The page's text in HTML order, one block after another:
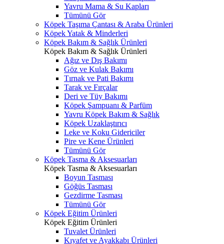
Yavru Mama & Su Kapları
Tümünü Gör
Köpek Taşıma Çantası & Araba Ürünleri
Köpek Yatak & Minderleri
Köpek Bakım & Sağlık Ürünleri
Köpek Bakım & Sağlık Ürünleri
Ağız ve Dış Bakımı
Göz ve Kulak Bakımı
Tırnak ve Pati Bakımı
Tarak ve Fırçalar
Deri ve Tüy Bakımı
Köpek Şampuanı & Parfüm
Yavru Köpek Bakım & Sağlık
Köpek Uzaklaştırıcı
Leke ve Koku Gidericiler
Pire ve Kene Ürünleri
Tümünü Gör
Köpek Tasma & Aksesuarları
Köpek Tasma & Aksesuarları
Boyun Tasması
Göğüs Tasması
Gezdirme Tasması
Tümünü Gör
Köpek Eğitim Ürünleri
Köpek Eğitim Ürünleri
Tuvalet Ürünleri
Kıyafet ve Ayakkabı Ürünleri